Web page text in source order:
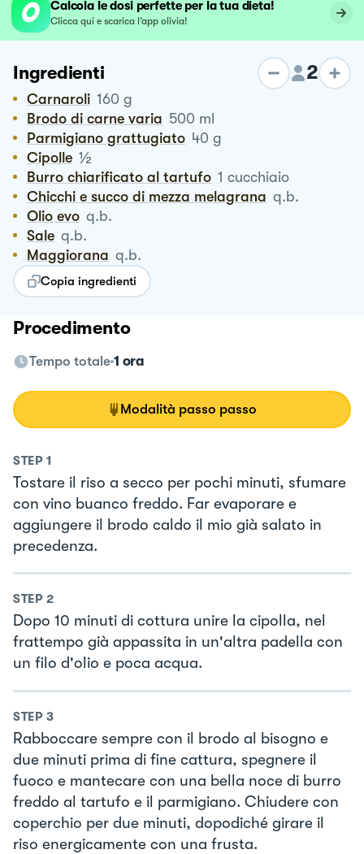
Calcola le dosi perfette per la tua dieta!
Clicca qui e scarica l’app olivia!
Ingredienti 2
Carnaroli 160 g
Brodo di carne varia 500 ml
Parmigiano grattugiato 40 g
Cipolle ½
Burro chiarificato al tartufo 1 cucchiaio
Chicchi e succo di mezza melagrana q.b.
Olio evo q.b.
Sale q.b.
Maggiorana q.b.
Copia ingredienti
Procedimento
Tempo totale 1 ora
Modalità passo passo
STEP 1
Tostare il riso a secco per pochi minuti, sfumare
con vino buanco freddo. Far evaporare e
aggiungere il brodo caldo il mio già salato in
precedenza.
STEP 2
Dopo 10 minuti di cottura unire la cipolla, nel
frattempo già appassita in un'altra padella con
un filo d'olio e poca acqua.
STEP 3
Rabboccare sempre con il brodo al bisogno e
due minuti prima di fine cattura, spegnere il
fuoco e mantecare con una bella noce di burro
freddo al tartufo e il parmigiano. Chiudere con
coperchio per due minuti, dopodiché girare il
riso energicamente con una frusta.